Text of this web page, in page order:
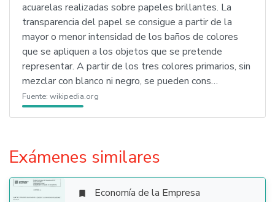
acuarelas realizadas sobre papeles brillantes. La
transparencia del papel se consigue a partir de la
mayor o menor intensidad de los baños de colores
que se apliquen a los objetos que se pretende
representar. A partir de los tres colores primarios, sin
mezclar con blanco ni negro, se pueden cons…
Fuente: wikipedia.org
Exámenes similares
 Economía de la Empresa